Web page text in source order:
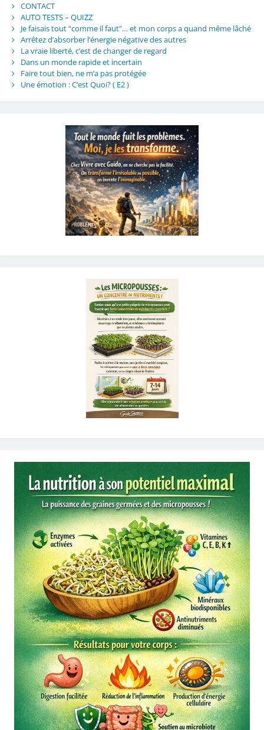
CONTACT
AUTO TESTS – QUIZZ
Je faisais tout “comme il faut”… et mon corps a quand même lâché
Arrêtez d’absorber l’énergie négative des autres
La vraie liberté, c’est de changer de regard
Dans un monde rapide et incertain
Faire tout bien, ne m’a pas protégée
Une émotion : C’est Quoi? ( E2 )